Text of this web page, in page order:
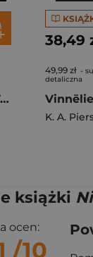
Zaśnij znów. Coma. Tom 2. Część 1
38,49
49,99 zł -
detaliczna
K. A.
książki
ocen:
/10